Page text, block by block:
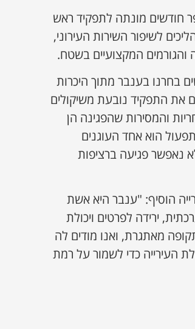
חודשים מונתה לתפקיד ראש
לשיפור השירות העירוני,
והגורמים המקצועיים בשטח.
בחרנו בענבר מתוך היכרות
את התפקיד נובעת משיקולים
והמסירות שהפגינה הן
הוא אחד העוגנים
נאפשר פגיעה ברציפות
הוסיף: "ענבר היא אשת
ירידה לפרטים ויכולת
מאתגרת, ואנו מודים לה
העירייה כדי לשמור על רמת